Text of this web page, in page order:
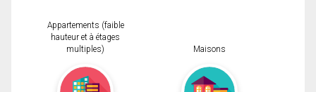
Appartements (faible
hauteur et à étages
multiples)
Maisons